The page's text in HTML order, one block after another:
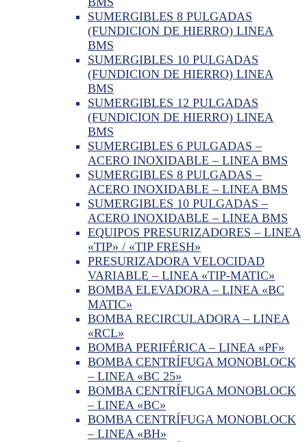
SUMERGIBLES 8 PULGADAS
(FUNDICION DE HIERRO) LINEA
BMS
SUMERGIBLES 10 PULGADAS
(FUNDICION DE HIERRO) LINEA
BMS
SUMERGIBLES 12 PULGADAS
(FUNDICION DE HIERRO) LINEA
BMS
SUMERGIBLES 6 PULGADAS –
ACERO INOXIDABLE – LINEA BMS
SUMERGIBLES 8 PULGADAS –
ACERO INOXIDABLE – LINEA BMS
SUMERGIBLES 10 PULGADAS –
ACERO INOXIDABLE – LINEA BMS
EQUIPOS PRESURIZADORES – LINEA
«TIP» / «TIP FRESH»
PRESURIZADORA VELOCIDAD
VARIABLE – LINEA «TIP-MATIC»
BOMBA ELEVADORA – LINEA «BC
MATIC»
BOMBA RECIRCULADORA – LINEA
«RCL»
BOMBA PERIFÉRICA – LINEA «PF»
BOMBA CENTRÍFUGA MONOBLOCK
– LINEA «BC 25»
BOMBA CENTRÍFUGA MONOBLOCK
– LINEA «BC»
BOMBA CENTRÍFUGA MONOBLOCK
– LINEA «BH»